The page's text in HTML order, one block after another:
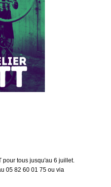
pour tous jusqu'au 6 juillet.
05 82 60 01 75 ou via